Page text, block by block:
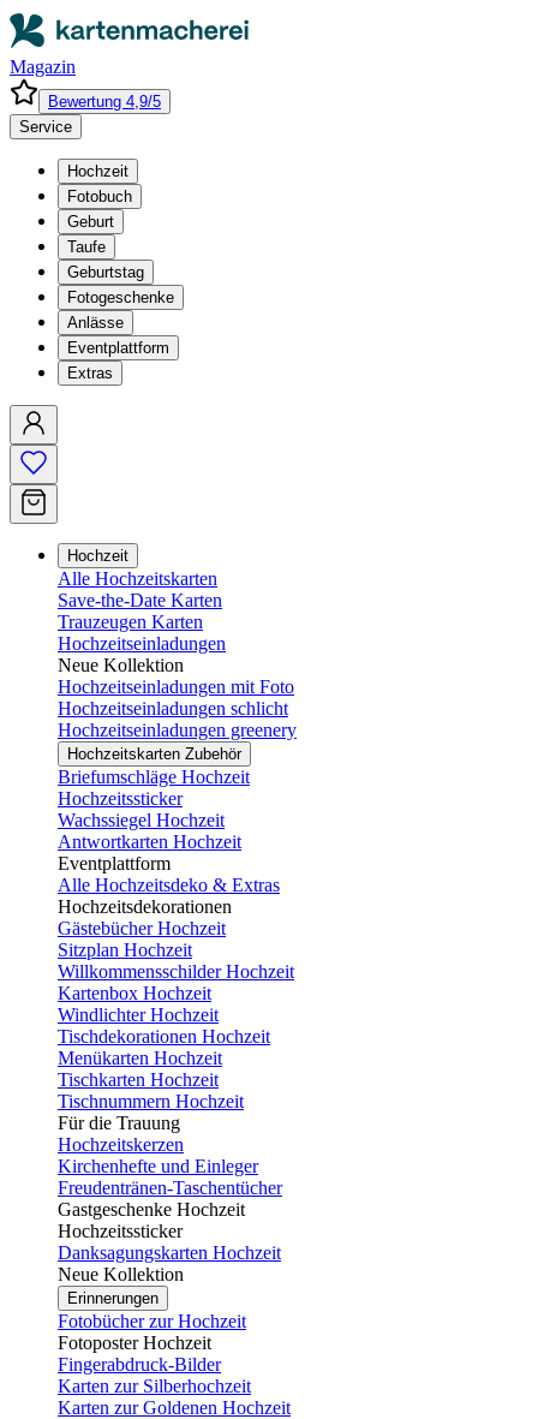
Magazin
Bewertung 4,9/5
Service
Hochzeit
Fotobuch
Geburt
Taufe
Geburtstag
Fotogeschenke
Anlässe
Eventplattform
Extras
Hochzeit
Alle Hochzeitskarten
Save-the-Date Karten
Trauzeugen Karten
Hochzeitseinladungen
Neue Kollektion
Hochzeitseinladungen mit Foto
Hochzeitseinladungen schlicht
Hochzeitseinladungen greenery
Hochzeitskarten Zubehör
Briefumschläge Hochzeit
Hochzeitssticker
Wachssiegel Hochzeit
Antwortkarten Hochzeit
Eventplattform
Alle Hochzeitsdeko & Extras
Hochzeitsdekorationen
Gästebücher Hochzeit
Sitzplan Hochzeit
Willkommensschilder Hochzeit
Kartenbox Hochzeit
Windlichter Hochzeit
Tischdekorationen Hochzeit
Menükarten Hochzeit
Tischkarten Hochzeit
Tischnummern Hochzeit
Für die Trauung
Hochzeitskerzen
Kirchenhefte und Einleger
Freudentränen-Taschentücher
Gastgeschenke Hochzeit
Hochzeitssticker
Danksagungskarten Hochzeit
Neue Kollektion
Erinnerungen
Fotobücher zur Hochzeit
Fotoposter Hochzeit
Fingerabdruck-Bilder
Karten zur Silberhochzeit
Karten zur Goldenen Hochzeit